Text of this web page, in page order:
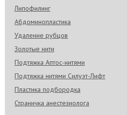
Липофилинг
Абдоминопластика
Удаление рубцов
Золотые нити
Подтяжка Аптос-нитями
Подтяжка нитями Силуэт-Лифт
Пластика подбородка
Страничка анестезиолога